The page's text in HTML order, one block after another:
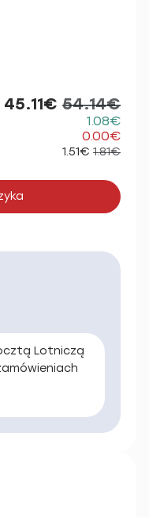
45.11€ 54.14€
1.08€
0.00€
1.51€ 1.81€
Lotniczą